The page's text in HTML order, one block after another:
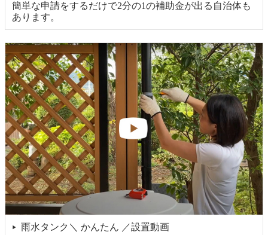
簡単な申請をするだけで2分の1の補助金が出る自治体も
あります。
▶
雨水タンク＼ かんたん ／設置動画